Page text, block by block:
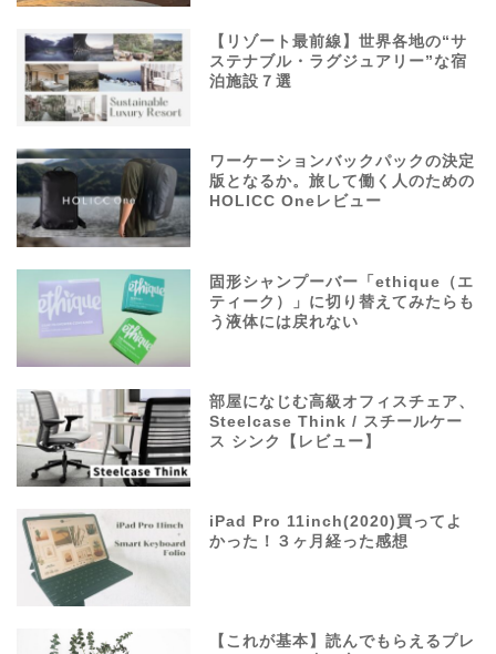
【リゾート最前線】世界各地の“サ
ステナブル・ラグジュアリー”な宿
泊施設７選
ワーケーションバックパックの決定
版となるか。旅して働く人のための
HOLICC Oneレビュー
固形シャンプーバー「ethique（エ
ティーク）」に切り替えてみたらも
う液体には戻れない
部屋になじむ高級オフィスチェア、
Steelcase Think / スチールケー
ス シンク【レビュー】
iPad Pro 11inch(2020)買ってよ
かった！３ヶ月経った感想
【これが基本】読んでもらえるプレ